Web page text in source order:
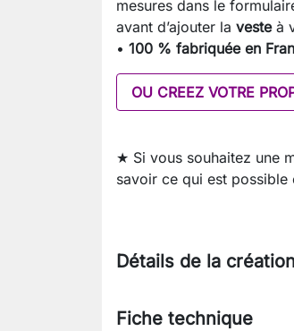
mesures dans le
avant d’ajouter la vesteà
• 100 % fabriquée en
OU CREEZ VOTRE
★ Si vous souhaitez une
savoir ce qui est
Détails de la création
Fiche technique